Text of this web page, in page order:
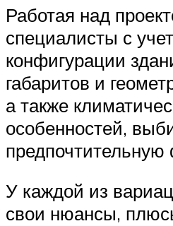
Работая над
специалисты с
конфигурации
габаритов и
а также
особенностей,
У каждой из
свои нюансы,